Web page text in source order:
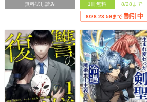
無料試し読み 1冊無料 8/28まで
8/28 23:59まで 割引中